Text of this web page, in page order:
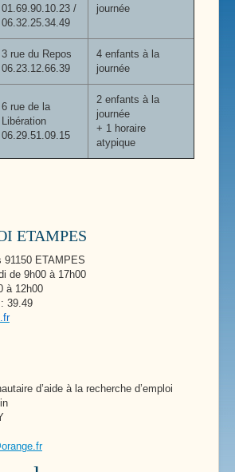
01.69.90.10.23 /
06.32.25.34.49
journée
3 rue du Repos
06.23.12.66.39
4 enfants à la
journée
6 rue de la
Libération
06.29.51.09.15
2 enfants à la
journée
+ 1 horaire
atypique
ETAMPES
ETAMPES
de 9h00 à 17h00
à 12h00
39.49
d’aide à la recherche d’emploi